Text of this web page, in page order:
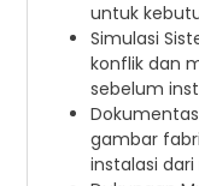
untuk
Simulasi
konflik dan
sebelum
gambar
instalasi